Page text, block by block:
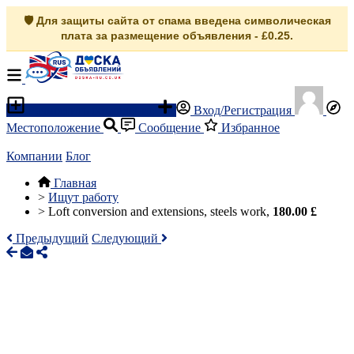
🛡️ Для защиты сайта от спама введена символическая
плата за размещение объявления - £0.25.
Вход/Регистрация
Местоположение
Сообщение Избранное
Компании Блог
Главная
> Ищут работу
> Loft conversion and extensions, steels work, 180.00 £
Предыдущий Следующий